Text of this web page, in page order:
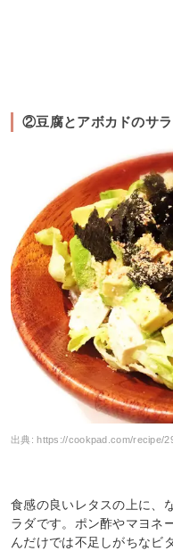
②豆腐とアボカドのサ
出典:https://cookpad.com/recipe/
食感の良いレタスの上に、
ラダです。ポン酢やマヨネ
んだけでは不足しがちなビ